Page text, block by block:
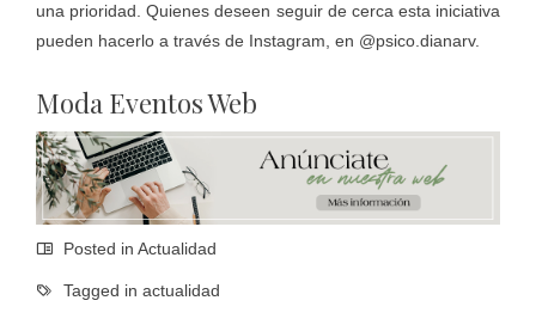
una prioridad. Quienes deseen seguir de cerca esta iniciativa
pueden hacerlo a través de Instagram, en @psico.dianarv.
Moda Eventos Web
Posted in Actualidad
Tagged in actualidad